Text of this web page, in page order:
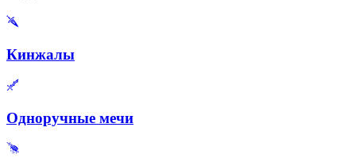
Кинжалы
Одноручные мечи